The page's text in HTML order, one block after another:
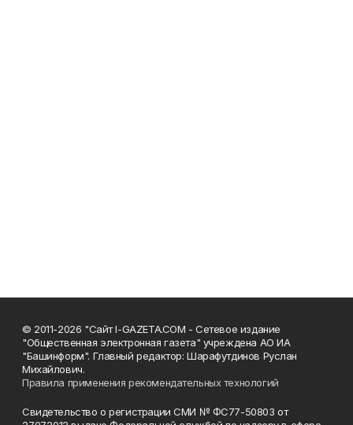
© 2011-2026 "Сайт I-GAZETA.COM - Сетевое издание
"Общественная электронная газета" учреждена АО ИА
"Башинформ". Главный редактор: Шарафутдинов Руслан
Михайлович.
Правила применения рекомендательных технологий
Свидетельство о регистрации СМИ № ФС77-50803 от